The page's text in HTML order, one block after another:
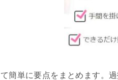
簡単に要点をまとめます。